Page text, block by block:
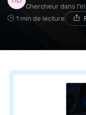
Chercheur dans
1 min de lecture